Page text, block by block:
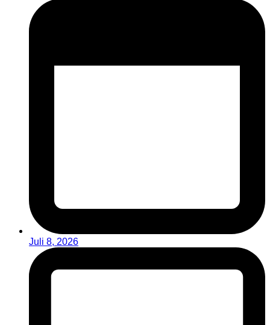
Juli 8, 2026